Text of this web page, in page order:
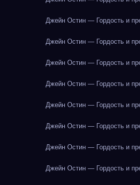
Джейн Остин — Гордость и
Джейн Остин — Гордость и
Джейн Остин — Гордость и
Джейн Остин — Гордость и
Джейн Остин — Гордость и
Джейн Остин — Гордость и
Джейн Остин — Гордость и
Джейн Остин — Гордость и